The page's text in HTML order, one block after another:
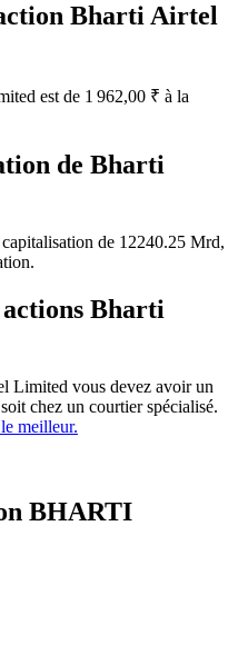
Bharti Airtel
est de 1 962,00 ₹ à la
de Bharti
de 12240.25 Mrd,
Bharti
Limited vous devez avoir un
chez un courtier spécialisé.
meilleur.
BHARTI